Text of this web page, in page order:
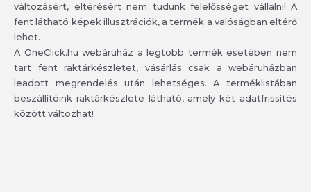
változásért, eltérésért nem tudunk felelősséget vállalni! A
fent látható képek illusztrációk, a termék a valóságban eltérő
lehet.
A OneClick.hu webáruház a legtöbb termék esetében nem
tart fent raktárkészletet, vásárlás csak a webáruházban
leadott megrendelés után lehetséges. A terméklistában
beszállítóink raktárkészlete látható, amely két adatfrissítés
között változhat!